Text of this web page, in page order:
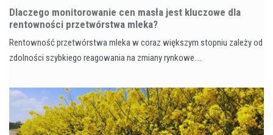
Dlaczego monitorowanie cen masła jest kluczowe dla
rentowności przetwórstwa mleka?
Rentowność przetwórstwa mleka w coraz większym stopniu zależy od
zdolności szybkiego reagowania na zmiany rynkowe.…